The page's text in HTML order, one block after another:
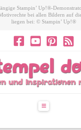
Stampin’ Up!®-
bei allen Bildern auf
liegen bei: © Stampin’ Up!®
Navigation